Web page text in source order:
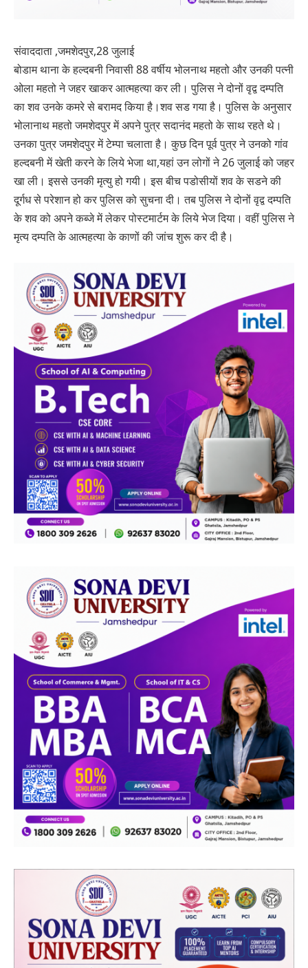
संवाददाता ,जमशेदपुर,28 जुलाई
बोडाम थाना के हल्दबनी निवासी 88 वर्षीय भोलनाथ महतो और उनकी पत्नी
ओला महतो ने जहर खाकर आत्महत्या कर ली। पुलिस ने दोनों वृद्व दम्पति
का शव उनके कमरे से बरामद किया है।शव सड गया है। पुलिस के अनुसार
भोलानाथ महतो जमशेदपुर में अपने पुत्र सदानंद महतो के साथ रहते थे।
उनका पुत्र जमशेदपुर में टेम्पा चलाता है। कुछ दिन पूर्व पुत्र ने उनको गांव
हल्दबनी में खेती करने के लिये भेजा था,यहां उन लोगों ने 26 जुलाई को जहर
खा ली। इससे उनकी मृत्यु हो गयी। इस बीच पडोसीयों शव के सडने की
दूर्गध से परेशान हो कर पुलिस को सुचना दी। तब पुलिस ने दोनों वृद्व दम्पति
के शव को अपने कब्जे में लेकर पोस्टमार्टम के लिये भेज दिया। वहीं पुलिस ने
मृत्य दम्पति के आत्महत्या के काणों की जांच शुरू कर दी है।